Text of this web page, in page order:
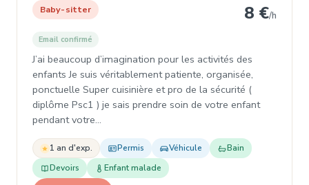
Baby-sitter 8 €/h
Email confirmé
J’ai beaucoup d’imagination pour les activités des
enfants Je suis véritablement patiente, organisée,
ponctuelle Super cuisinière et pro de la sécurité (
diplôme Psc1 ) je sais prendre soin de votre enfant
pendant votre…
1 an d'exp. Permis Véhicule
Bain
Devoirs
Enfant malade